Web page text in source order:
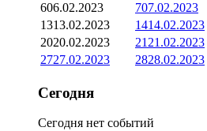
606.02.2023 707.02.2023
1313.02.2023 1414.02.2023
2020.02.2023 21 21.02.2023
2727.02.2023 2828.02.2023
Сегодня
Сегодня нет событий